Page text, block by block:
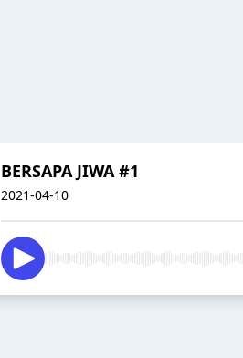
BERSAPA JIWA #1
2021-04-10